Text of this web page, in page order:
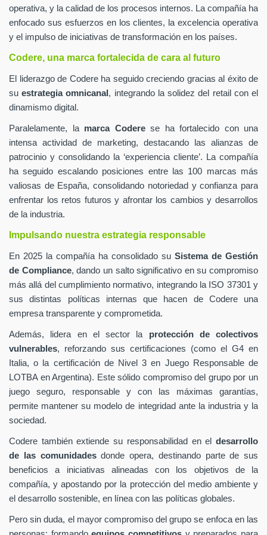
operativa, y la calidad de los procesos internos. La compañía ha
enfocado sus esfuerzos en los clientes, la excelencia operativa
y el impulso de iniciativas de transformación en los países.
Codere, una marca fortalecida de cara al futuro
El liderazgo de Codere ha seguido creciendo gracias al éxito de
suestrategia omnicanal , integrando la solidez del retail con el
dinamismo digital.
Paralelamente, la marca Coderese ha fortalecido con una
intensa actividad de marketing, destacando las alianzas de
patrocinio y consolidando la ‘experiencia cliente’. La compañía
ha seguido escalando posiciones entre las 100 marcas más
valiosas de España, consolidando notoriedad y confianza para
enfrentar los retos futuros y afrontar los cambios y desarrollos
de la industria.
Impulsando nuestra estrategia responsable
En 2025 la compañía ha consolidado su Sistema de Gestión
de Compliance, dando un salto significativo en su compromiso
más allá del cumplimiento normativo, integrando la ISO 37301 y
sus distintas políticas internas que hacen de Codere una
empresa transparente y comprometida.
Además, lidera en el sector la protección de colectivos
vulnerables, reforzando sus certificaciones (como el G4 en
Italia, o la certificación de Nivel 3 en Juego Responsable de
LOTBA en Argentina). Este sólido compromiso del grupo por un
juego seguro, responsable y con las máximas garantías,
permite mantener su modelo de integridad ante la industria y la
sociedad.
Codere también extiende su responsabilidad en el desarrollo
de las comunidadesdonde opera, destinando parte de sus
beneficios a iniciativas alineadas con los objetivos de la
compañía, y apostando por la protección del medio ambiente y
el desarrollo sostenible, en línea con las políticas globales.
Pero sin duda, el mayor compromiso del grupo se enfoca en las